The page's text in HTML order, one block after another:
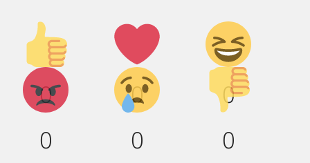
Палец
вверх!
0
Лайк!
0
Дикий
смех!
0
Агрессия!
0
Грусть
:(
0
Палец
вниз!
0